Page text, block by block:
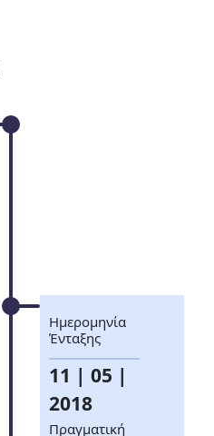
Ημερομηνία
Ένταξης
11 | 05 |
2018
Πραγματική